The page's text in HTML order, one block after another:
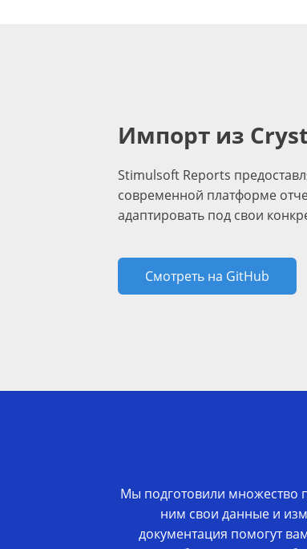
Импорт из
Stimulsoft Reports
современной платформе
адаптировать под свои
Смотреть на GitHub
Мы подготовили множество
ним свои данные и
документация помогут